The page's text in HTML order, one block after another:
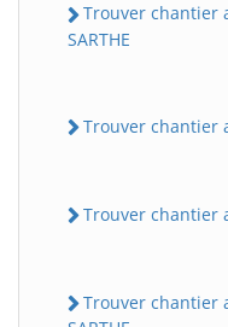
Trouver chantier
SARTHE
Trouver chantier
Trouver chantier
Trouver chantier